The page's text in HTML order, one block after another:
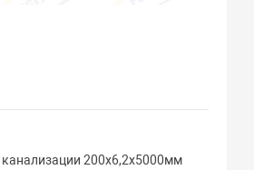
200х6,2х5000мм